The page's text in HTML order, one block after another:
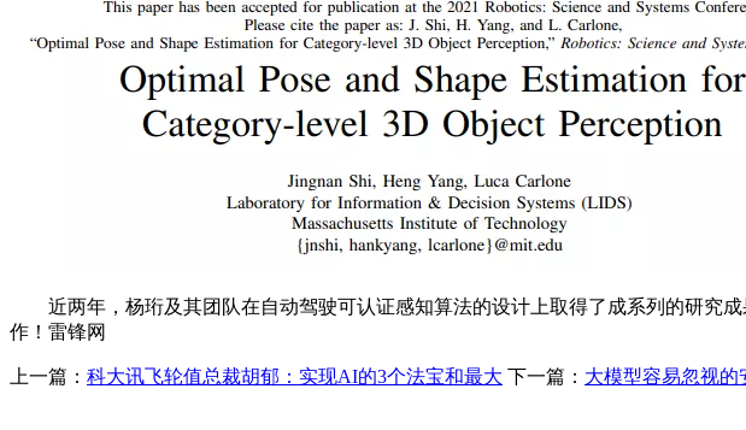
近两年，杨珩及其团队在自动驾驶可认证感知算法的设计上取得了成系列的研究
作！雷锋网
上一篇： 科大讯飞轮值总裁胡郁：实现AI的3个法宝和最大 下一篇： 大模型容易忽视